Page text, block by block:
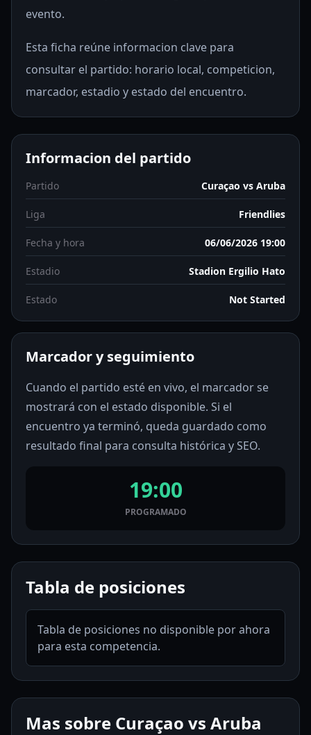
evento.
Esta ficha reúne informacion clave para
consultar el partido: horario local, competicion,
marcador, estadio y estado del encuentro.
Informacion del partido
Partido Curaçao vs Aruba
Liga Friendlies
Fecha y hora 06/06/2026 19:00
Estadio Stadion Ergilio Hato
Estado Not Started
Marcador y seguimiento
Cuando el partido esté en vivo, el marcador se
mostrará con el estado disponible. Si el
encuentro ya terminó, queda guardado como
resultado final para consulta histórica y SEO.
19:00
PROGRAMADO
Tabla de posiciones
Tabla de posiciones no disponible por ahora
para esta competencia.
Mas sobre Curaçao vs Aruba